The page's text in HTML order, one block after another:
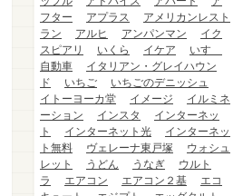
フター
アプラス
アメリカンレスト
ラン
アルヒ アンパンマン
イク
スピアリ
いくら イケア
いすゞ
自動車
イタリアン・グレイハウン
ド
いちご
いちごのデニッシュ
イトーヨーカ堂
イメージ
イルミネ
ーション
インスタ
インターネッ
ト
インターネット光
インターネッ
ト無料
ヴェレーナ東戸塚
ウォシュ
レット
うどん うなぎ
ウルト
ラ
エアコン エアコン２基
エコ